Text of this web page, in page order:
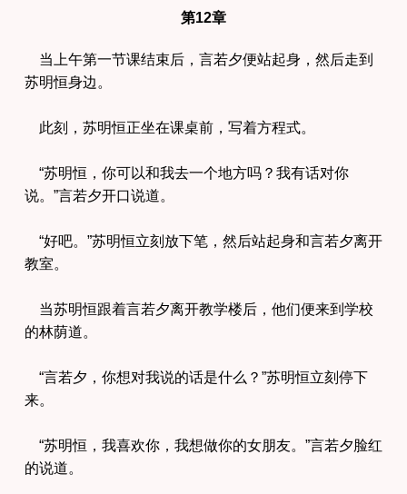
第12章
当上午第一节课结束后，言若夕便站起身，然后走到
苏明恒身边。
此刻，苏明恒正坐在课桌前，写着方程式。
“苏明恒，你可以和我去一个地方吗？我有话对你
说。”言若夕开口说道。
“好吧。”苏明恒立刻放下笔，然后站起身和言若夕离开
教室。
当苏明恒跟着言若夕离开教学楼后，他们便来到学校
的林荫道。
“言若夕，你想对我说的话是什么？”苏明恒立刻停下
来。
“苏明恒，我喜欢你，我想做你的女朋友。”言若夕脸红
的说道。